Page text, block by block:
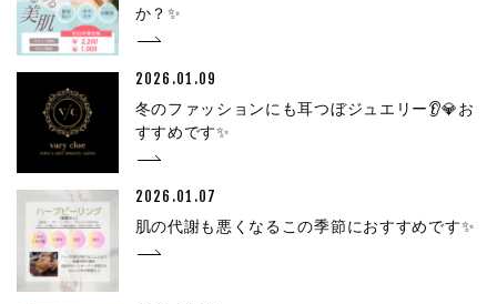
か？✨
2026.01.09
冬のファッションにも耳つぼジュエリー👂💎お
すすめです✨
2026.01.07
肌の代謝も悪くなるこの季節におすすめです✨